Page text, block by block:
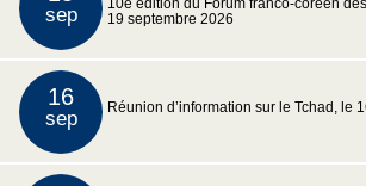
sep
10e édition du Forum franco-coréen
19 septembre 2026
16
sep Réunion d’information sur le Tchad, le